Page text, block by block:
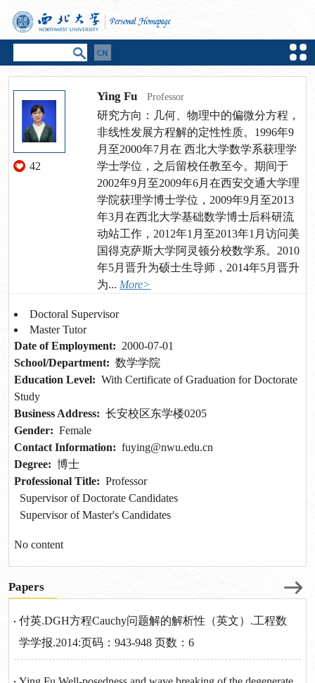
42
Ying Fu Professor
研究方向：几何、物理中的偏微分方程，
非线性发展方程解的定性性质。1996年9
月至2000年7月在 西北大学数学系获理学
学士学位，之后留校任教至今。期间于
2002年9月至2009年6月在西安交通大学理
学院获理学博士学位，2009年9月至2013
年3月在西北大学基础数学博士后科研流
动站工作，2012年1月至2013年1月访问美
国得克萨斯大学阿灵顿分校数学系。2010
年5月晋升为硕士生导师，2014年5月晋升
为... More>
Doctoral Supervisor
Master Tutor
Date of Employment: 2000-07-01
School/Department: 数学学院
Education Level: With Certificate of Graduation for Doctorate
Study
Business Address: 长安校区东学楼0205
Gender: Female
Contact Information: fuying@nwu.edu.cn
Degree: 博士
Professional Title: Professor
Supervisor of Doctorate Candidates
Supervisor of Master's Candidates
No content
Papers
付英.DGH方程Cauchy问题解的解析性（英文）.工程数
学学报.2014:页码：943-948 页数：6